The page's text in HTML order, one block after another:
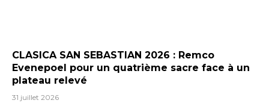
CLASICA SAN SEBASTIAN 2026 : Remco
Evenepoel pour un quatrième sacre face à un
plateau relevé
31 juillet 2026